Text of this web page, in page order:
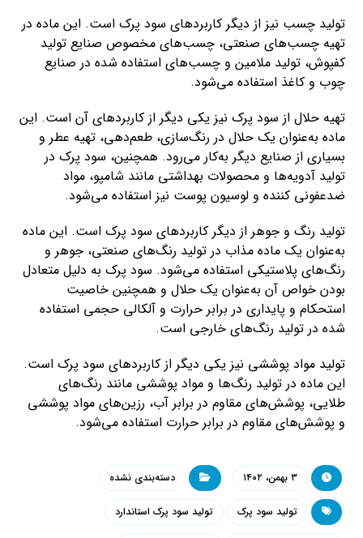
تولید چسب نیز از دیگر کاربردهای سود پرک است. این ماده در
تهیه چسب‌های صنعتی، چسب‌های مخصوص صنایع تولید
کفپوش، تولید ملامین و چسب‌های استفاده شده در صنایع
چوب و کاغذ استفاده می‌شود.
تهیه حلال از سود پرک نیز یکی دیگر از کاربردهای آن است. این
ماده به‌عنوان یک حلال در رنگ‌سازی، طعم‌دهی، تهیه عطر و
بسیاری از صنایع دیگر به‌کار می‌رود. همچنین، سود پرک در
تولید آدویه‌ها و محصولات بهداشتی مانند شامپو، مواد
ضدعفونی کننده و لوسیون پوست نیز استفاده می‌شود.
تولید رنگ و جوهر از دیگر کاربردهای سود پرک است. این ماده
به‌عنوان یک ماده مذاب در تولید رنگ‌های صنعتی، جوهر و
رنگ‌های پلاستیکی استفاده می‌شود. سود پرک به دلیل متعادل
بودن خواص آن به‌عنوان یک حلال و همچنین خاصیت
استحکام و پایداری در برابر حرارت و آلکالی حجمی استفاده
شده در تولید رنگ‌های خارجی است.
تولید مواد پوششی نیز یکی دیگر از کاربردهای سود پرک است.
این ماده در تولید رنگ‌ها و مواد پوششی مانند رنگ‌های
طلایی، پوشش‌های مقاوم در برابر آب، رزین‌های مواد پوششی
و پوشش‌های مقاوم در برابر حرارت استفاده می‌شود.
۳ بهمن، ۱۴۰۲ دسته‌بندی نشده
تولید سود پرک تولید سود پرک استاندارد